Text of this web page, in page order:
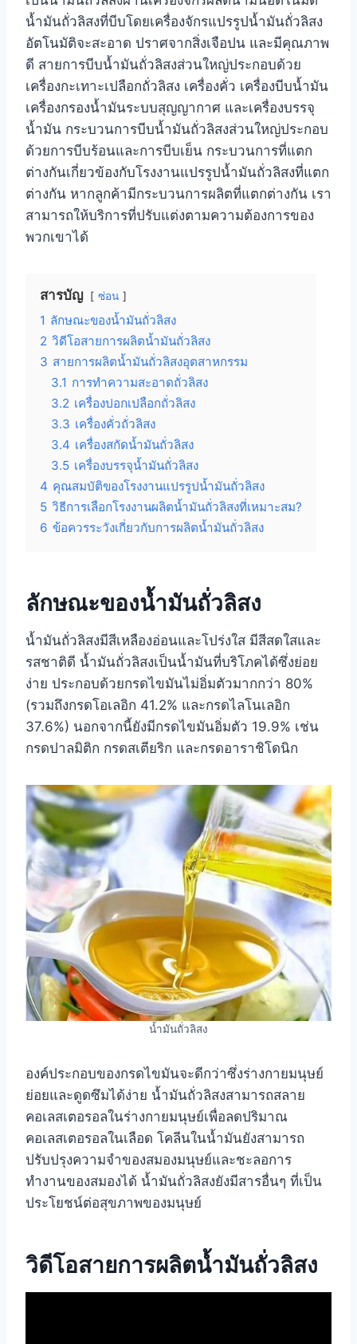
น้ำมันถั่วลิสงที่บีบโดยเครื่องจักรแปรรูปน้ำมันถั่วลิสง
อัตโนมัติจะสะอาด ปราศจากสิ่งเจือปน และมีคุณภาพ
ดี สายการบีบน้ำมันถั่วลิสงส่วนใหญ่ประกอบด้วย
เครื่องกะเทาะเปลือกถั่วลิสง เครื่องคั่ว เครื่องบีบน้ำมัน
เครื่องกรองน้ำมันระบบสุญญากาศ และเครื่องบรรจุ
น้ำมัน กระบวนการบีบน้ำมันถั่วลิสงส่วนใหญ่ประกอบ
ด้วยการบีบร้อนและการบีบเย็น กระบวนการที่แตก
ต่างกันเกี่ยวข้องกับโรงงานแปรรูปน้ำมันถั่วลิสงที่แตก
ต่างกัน หากลูกค้ามีกระบวนการผลิตที่แตกต่างกัน เรา
สามารถให้บริการที่ปรับแต่งตามความต้องการของ
พวกเขาได้
สารบัญ ซ่อน
1 ลักษณะของน้ำมันถั่วลิสง
2 วิดีโอสายการผลิตน้ำมันถั่วลิสง
3 สายการผลิตน้ำมันถั่วลิสงอุตสาหกรรม
3.1 การทำความสะอาดถั่วลิสง
3.2 เครื่องปอกเปลือกถั่วลิสง
3.3 เครื่องคั่วถั่วลิสง
3.4 เครื่องสกัดน้ำมันถั่วลิสง
3.5 เครื่องบรรจุน้ำมันถั่วลิสง
4 คุณสมบัติของโรงงานแปรรูปน้ำมันถั่วลิสง
5 วิธีการเลือกโรงงานผลิตน้ำมันถั่วลิสงที่เหมาะสม?
6 ข้อควรระวังเกี่ยวกับการผลิตน้ำมันถั่วลิสง
ลักษณะของน้ำมันถั่วลิสง
น้ำมันถั่วลิสงมีสีเหลืองอ่อนและโปร่งใส มีสีสดใสและ
รสชาติดี น้ำมันถั่วลิสงเป็นน้ำมันที่บริโภคได้ซึ่งย่อย
ง่าย ประกอบด้วยกรดไขมันไม่อิ่มตัวมากกว่า 80%
(รวมถึงกรดโอเลอิก 41.2% และกรดไลโนเลอิก
37.6%) นอกจากนี้ยังมีกรดไขมันอิ่มตัว 19.9% เช่น
กรดปาลมิติก กรดสเตียริก และกรดอาราชิโดนิก
น้ำมันถั่วลิสง
องค์ประกอบของกรดไขมันจะดีกว่าซึ่งร่างกายมนุษย์
ย่อยและดูดซึมได้ง่าย น้ำมันถั่วลิสงสามารถสลาย
คอเลสเตอรอลในร่างกายมนุษย์เพื่อลดปริมาณ
คอเลสเตอรอลในเลือด โคลีนในน้ำมันยังสามารถ
ปรับปรุงความจำของสมองมนุษย์และชะลอการ
ทำงานของสมองได้ น้ำมันถั่วลิสงยังมีสารอื่นๆ ที่เป็น
ประโยชน์ต่อสุขภาพของมนุษย์
วิดีโอสายการผลิตน้ำมันถั่วลิสง